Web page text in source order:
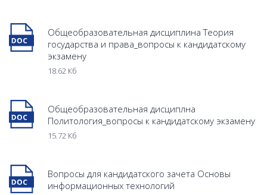
Общеобразовательная дисциплина Теория
государства и права_вопросы к кандидатскому
экзамену
18.62 Кб
Общеобразовательная дисциплна
Политология_вопросы к кандидатскому экзамену
15.72 Кб
Вопросы для кандидатского зачета Основы
информационных технологий